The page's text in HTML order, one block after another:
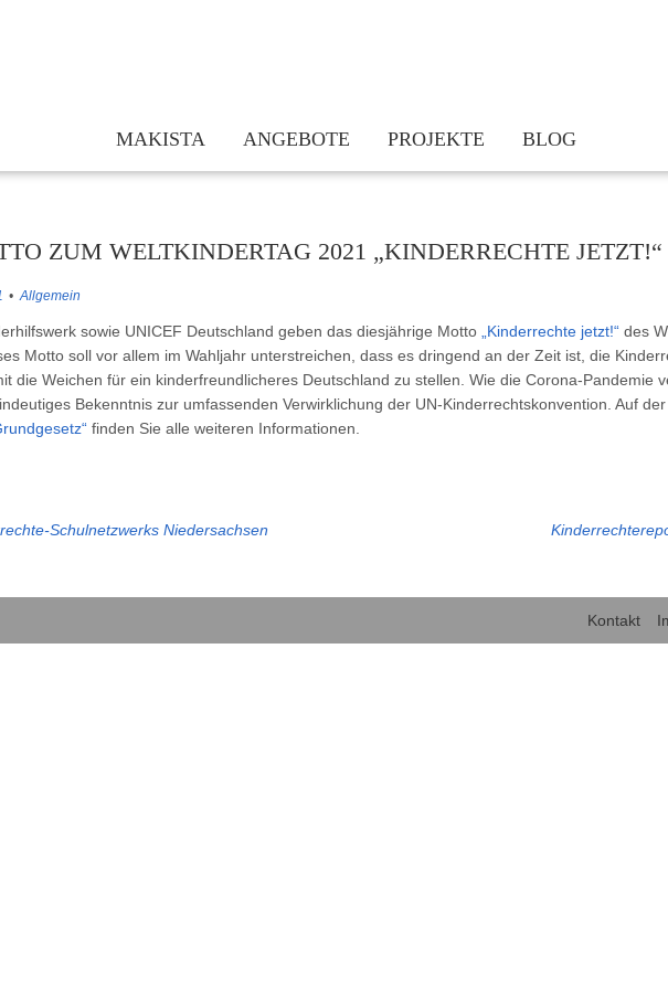
MAKISTA
Fördern
ANGEBOTE
Beratung und Vernetzung
Praxismaterialien und Infothek
Newsletter
PROJEKTE
KindGeRecht! – Stärkung des
Kinderrechte stärken Eltern – Eltern
Kleine Worte – Große Wirkung!
BLOG
ZUM WELTKINDERTAG 2021 „KINDERRECHTE JETZT!“
Allgemein
sowie UNICEF Deutschland geben das diesjährige Motto „Kinderrechte jetzt!“ des
Motto soll vor allem im Wahljahr unterstreichen, dass es dringend an der Zeit ist, die
die Weichen für ein kinderfreundlicheres Deutschland zu stellen. Wie die Corona-Pandemie
Bekenntnis zur umfassenden Verwirklichung der UN-Kinderrechtskonvention. Auf
finden Sie alle weiteren Informationen.
Schulnetzwerks Niedersachsen
Kontakt